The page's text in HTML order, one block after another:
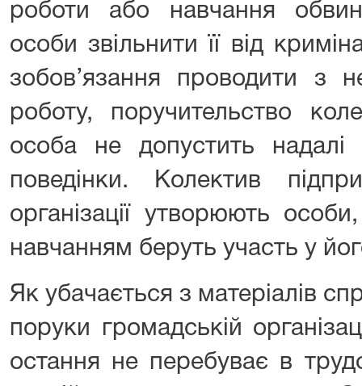
роботи або навчання
особи звільнити її від
зобов’язання проводити з
роботу, поручительство
особа не допустить надалі
поведінки. Колектив
організації утворюють
навчанням беруть участь у
Як убачається з матеріалів
поруки громадській
остання не перебуває в